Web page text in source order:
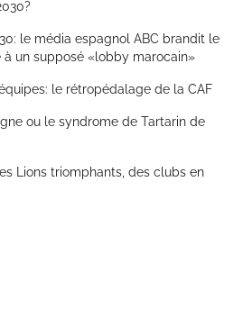
le média espagnol ABC brandit le
à un supposé «lobby marocain»
le rétropédalage de la CAF
ou le syndrome de Tartarin de
Lions triomphants, des clubs en